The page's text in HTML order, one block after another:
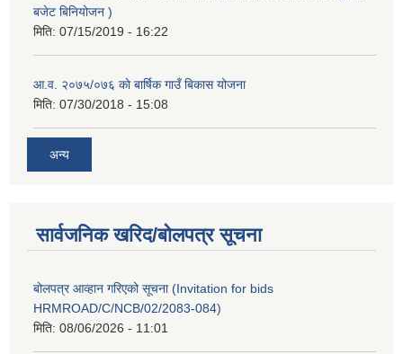
बजेट बिनियोजन )
मिति: 07/15/2019 - 16:22
आ.व. २०७५/०७६ काे बार्षिक गाउँ बिकास योजना
मिति: 07/30/2018 - 15:08
अन्य
सार्वजनिक खरिद/बोलपत्र सूचना
बोलपत्र आव्हान गरिएको सूचना (Invitation for bids
HRMROAD/C/NCB/02/2083-084)
मिति: 08/06/2026 - 11:01